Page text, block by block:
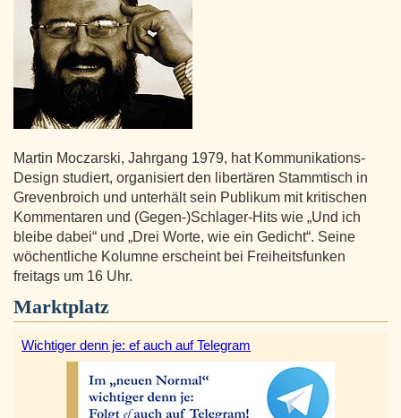
Martin Moczarski, Jahrgang 1979, hat Kommunikations-
Design studiert, organisiert den libertären Stammtisch in
Grevenbroich und unterhält sein Publikum mit kritischen
Kommentaren und (Gegen-)Schlager-Hits wie „Und ich
bleibe dabei“ und „Drei Worte, wie ein Gedicht“. Seine
wöchentliche Kolumne erscheint bei Freiheitsfunken
freitags um 16 Uhr.
Marktplatz
Wichtiger denn je: ef auch auf Telegram